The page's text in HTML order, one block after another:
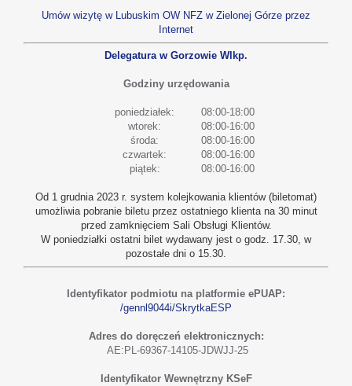
Umów wizytę w Lubuskim OW NFZ w Zielonej Górze przez
Internet
Delegatura w Gorzowie Wlkp.
Godziny urzędowania
poniedziałek:
08:00-18:00
wtorek:
08:00-16:00
środa:
08:00-16:00
czwartek:
08:00-16:00
piątek:
08:00-16:00
Od 1 grudnia 2023 r. system kolejkowania klientów (biletomat)
umożliwia pobranie biletu przez ostatniego klienta na 30 minut
przed zamknięciem Sali Obsługi Klientów.
W poniedziałki ostatni bilet wydawany jest o godz. 17.30, w
pozostałe dni o 15.30.
Identyfikator podmiotu na platformie ePUAP:
/gennl9044i/SkrytkaESP
Adres do doręczeń elektronicznych:
AE:PL-69367-14105-JDWJJ-25
Identyfikator Wewnętrzny KSeF